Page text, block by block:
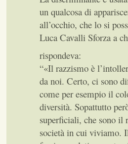
un qualcosa di
all’occhio, che lo si
Luca Cavalli Sforza a
rispondeva:
“«Il razzismo è
da noi. Certo, ci sono
come per esempio il
diversità. Sopattutto
superficiali, che sono il
società in cui viviamo.